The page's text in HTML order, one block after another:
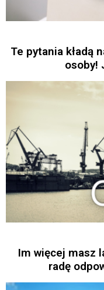
Te pytania kładą
osoby!
Im więcej masz
radę